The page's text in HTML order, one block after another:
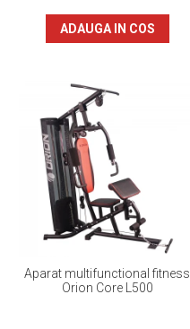
ADAUGA IN COS
Aparat multifunctional fitness
Orion Core L500